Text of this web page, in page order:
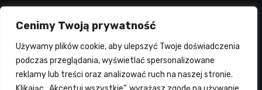
Cenimy Twoją prywatność
Używamy plików cookie, aby ulepszyć Twoje doświadczenia
podczas przeglądania, wyświetlać spersonalizowane
reklamy lub treści oraz analizować ruch na naszej stronie.
Reklamy i współprace
Prawa autorskie
Polityka Prywatności